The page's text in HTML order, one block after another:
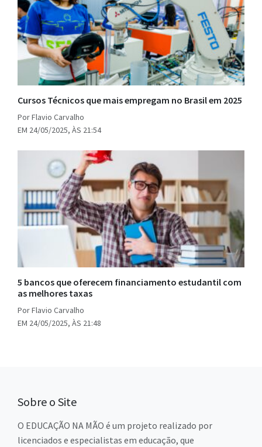
Cursos Técnicos que mais empregam no Brasil em 2025
Por Flavio Carvalho
EM 24/05/2025, ÀS 21:54
5 bancos que oferecem financiamento estudantil com
as melhores taxas
Por Flavio Carvalho
EM 24/05/2025, ÀS 21:48
Sobre o Site
O EDUCAÇÃO NA MÃO é um projeto realizado por
licenciados e especialistas em educação, que